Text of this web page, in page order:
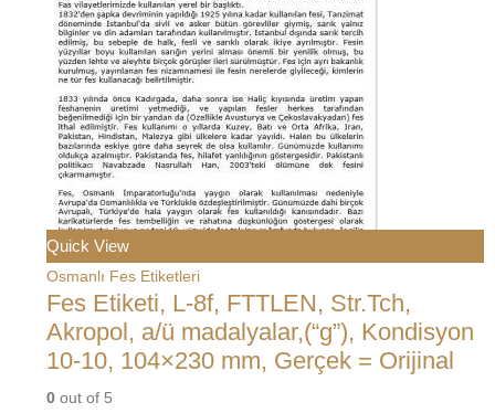
Quick View
Osmanlı Fes Etiketleri
Fes Etiketi, L-8f, FTTLEN, Str.Tch,
Akropol, a/ü madalyalar,(“g”), Kondisyon
10-10, 104×230 mm, Gerçek = Orijinal
0 out of 5